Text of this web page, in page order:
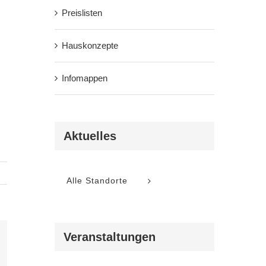
Preislisten
Hauskonzepte
Infomappen
Aktuelles
Alle Standorte
Veranstaltungen